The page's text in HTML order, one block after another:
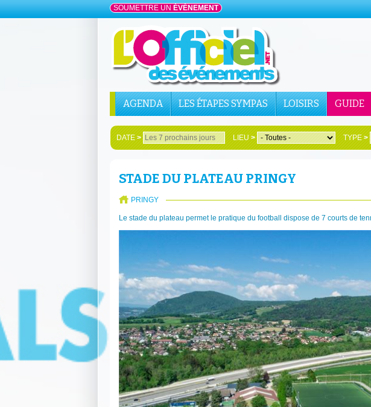
SOUMETTRE UN ÉVÉNEMENT
AGENDA LES ÉTAPES SYMPAS LOISIRS GUIDE
DATE> LIEU> TYPE>
STADE DU PLATEAU PRINGY
PRINGY
Le stade du plateau permet le pratique du football dispose de 7 courts de